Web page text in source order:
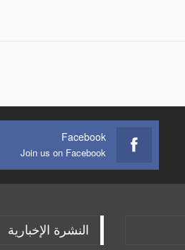
Facebook
Join us on Facebook
النشرة الإخبارية